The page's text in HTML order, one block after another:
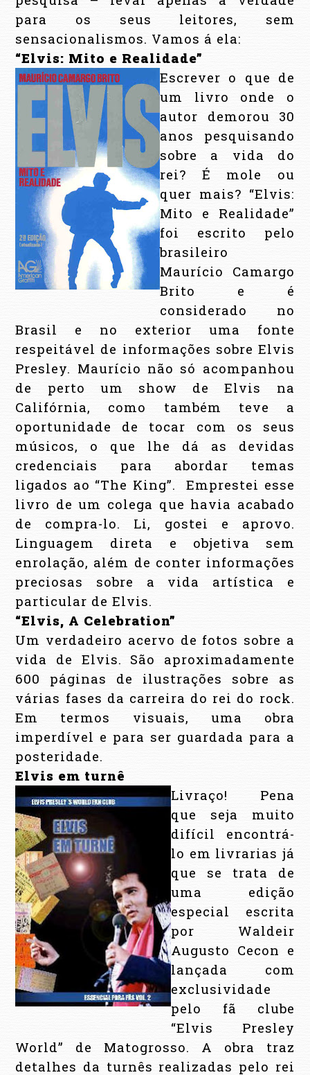
para os seus leitores, sem
sensacionalismos. Vamos á ela:
“Elvis: Mito e Realidade”
Escrever o que de
um livro onde o
autor demorou 30
anos pesquisando
sobre a vida do
rei? É mole ou
quer mais? “Elvis:
Mito e Realidade”
foi escrito pelo
brasileiro
Maurício Camargo
Brito e é
considerado no
Brasil e no exterior uma fonte
respeitável de informações sobre Elvis
Presley. Maurício não só acompanhou
de perto um show de Elvis na
Califórnia, como também teve a
oportunidade de tocar com os seus
músicos, o que lhe dá as devidas
credenciais para abordar temas
ligados ao “The King”.
Emprestei esse
livro de um colega que havia acabado
de compra-lo. Li, gostei e aprovo.
Linguagem direta e objetiva sem
enrolação, além de conter informações
preciosas sobre a vida artística e
particular de Elvis.
“Elvis, A Celebration”
Um verdadeiro acervo de fotos sobre a
vida de Elvis. São aproximadamente
600 páginas de ilustrações sobre as
várias fases da carreira do rei do rock.
Em termos visuais, uma obra
imperdível e para ser guardada para a
posteridade.
Elvis em turnê
Livraço! Pena
que seja muito
difícil encontrá-
lo em livrarias já
que se trata de
uma edição
especial escrita
por Waldeir
Augusto Cecon e
lançada com
exclusividade
pelo fã clube
“Elvis Presley
World” de Matogrosso. A obra traz
detalhes da turnês realizadas pelo rei